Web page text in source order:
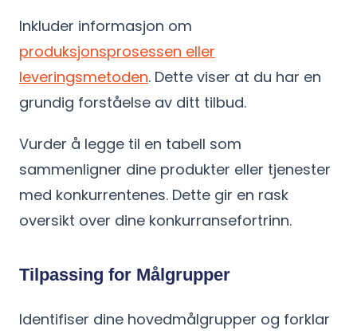
Inkluder informasjon om
produksjonsprosessen eller
leveringsmetoden. Dette viser at du har en
grundig forståelse av ditt tilbud.
Vurder å legge til en tabell som
sammenligner dine produkter eller tjenester
med konkurrentenes. Dette gir en rask
oversikt over dine konkurransefortrinn.
Tilpassing for Målgrupper
Identifiser dine hovedmålgrupper og forklar